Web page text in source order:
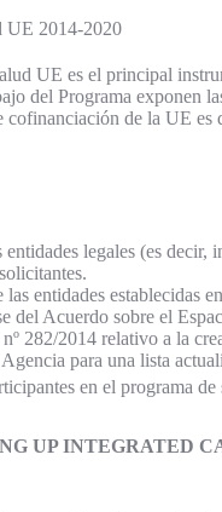
UE 2014-2020
UE es el principal
del Programa exponen
cofinanciación de la UE es
legales (es decir,
las entidades
del Acuerdo sobre el
282/2014 relativo a la
para una lista
en el programa de
UP INTEGRATED